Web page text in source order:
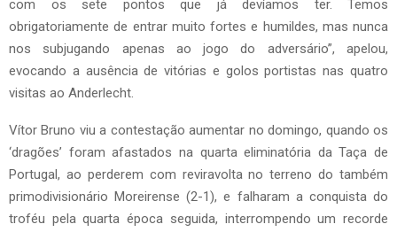
com os sete pontos que já devíamos ter. Temos
obrigatoriamente de entrar muito fortes e humildes, mas nunca
nos subjugando apenas ao jogo do adversário”, apelou,
evocando a ausência de vitórias e golos portistas nas quatro
visitas ao Anderlecht.
Vítor Bruno viu a contestação aumentar no domingo, quando os
‘dragões’ foram afastados na quarta eliminatória da Taça de
Portugal, ao perderem com reviravolta no terreno do também
primodivisionário Moreirense (2-1), e falharam a conquista do
troféu pela quarta época seguida, interrompendo um recorde